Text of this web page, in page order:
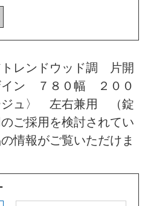
レンドウッド調 片開
ン ７８０幅 ２００
ジュ〉 左右兼用 （錠
ご採用を検討されてい
情報がご覧いただけま